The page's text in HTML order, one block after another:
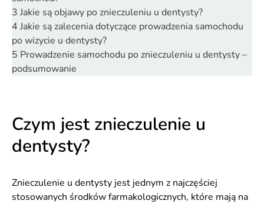
3 Jakie są objawy po znieczuleniu u dentysty?
4 Jakie są zalecenia dotyczące prowadzenia samochodu
po wizycie u dentysty?
5 Prowadzenie samochodu po znieczuleniu u dentysty –
podsumowanie
Czym jest znieczulenie u
dentysty?
Znieczulenie u dentysty jest jednym z najczęściej
stosowanych środków farmakologicznych, które mają na